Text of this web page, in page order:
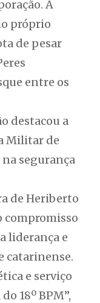
A
próprio
de pesar
entre os
destacou a
Militar de
na segurança
de Heriberto
compromisso
liderança e
catarinense.
e serviço
18º BPM”,